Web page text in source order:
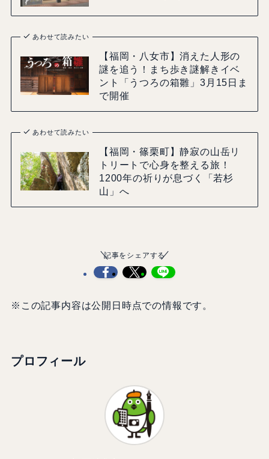
あわせて読みたい
【福岡・八女市】消えた人形の
謎を追う！まち歩き謎解きイベ
ント「うつろの箱雛」3月15日ま
で開催
あわせて読みたい
【福岡・篠栗町】静寂の山岳リ
トリートで心身を整える旅！
1200年の祈りが息づく「若杉
山」へ
記事をシェアする
※この記事内容は公開日時点での情報です。
プロフィール